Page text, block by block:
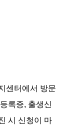
센터에서 방문
록증, 출생신
시 신청이 마